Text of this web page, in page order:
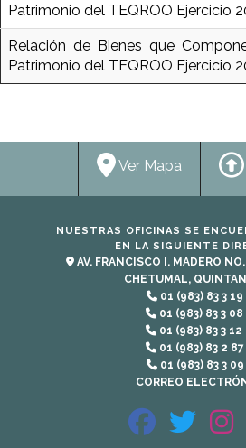
Patrimonio del TEQROO Ejercicio
Relación de Bienes que
Patrimonio del TEQROO Ejercicio
Ver Mapa
NUESTRAS OFICINAS SE
EN LA SIGUIENTE
AV. FRANCISCO I. MADERO
CHETUMAL,
01 (983) 83 3 19
01 (983) 83 3 08
01 (983) 83 3 12
01 (983) 83 2 87
01 (983) 83 3 09
CORREO